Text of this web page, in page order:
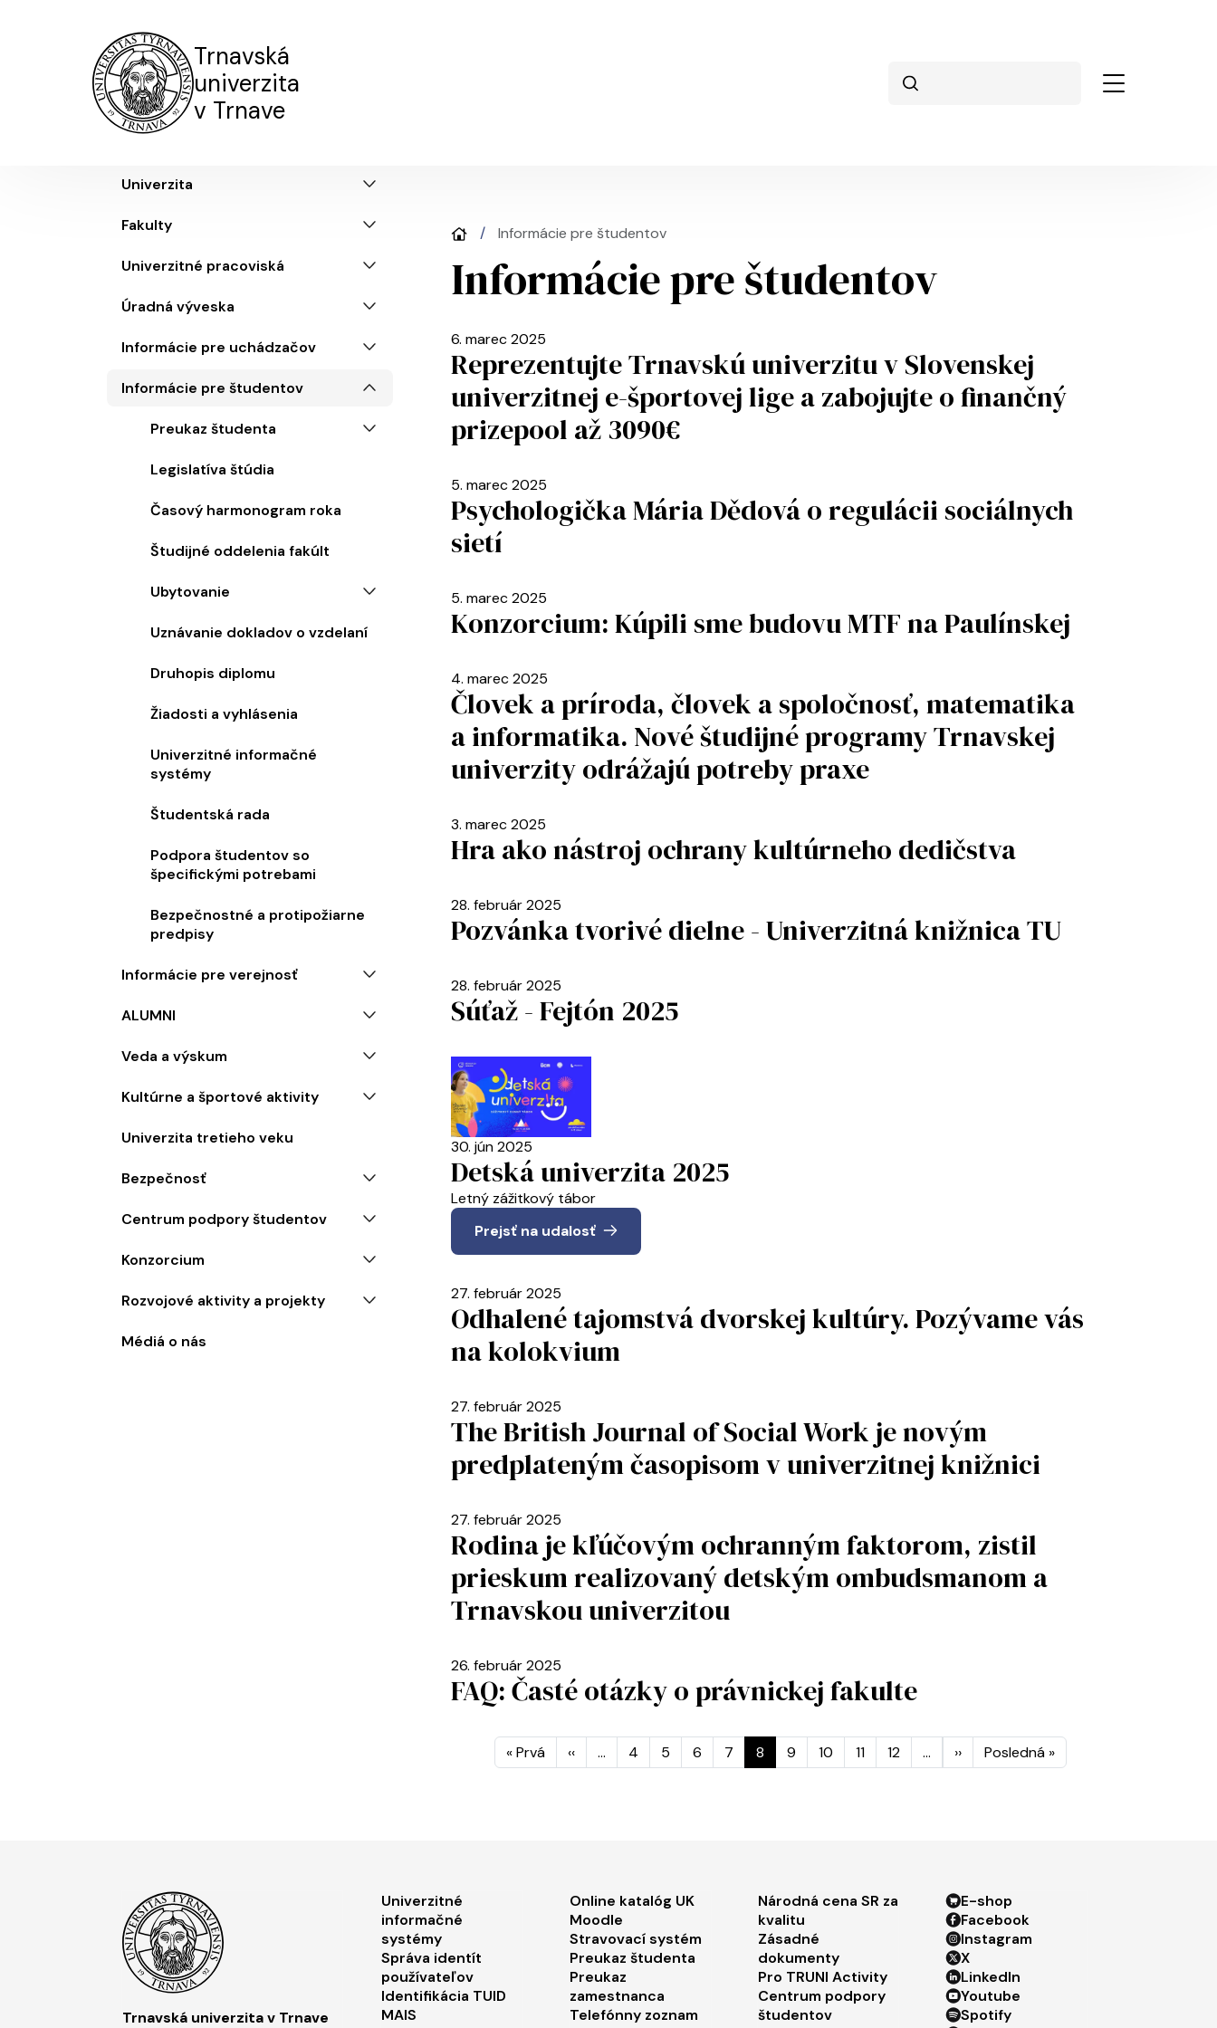
Trnavská
univerzita
v Trnave
Informácie pre študentov
Informácie pre študentov
6. marec 2025
Reprezentujte Trnavskú univerzitu v Slovenskej
univerzitnej e-športovej lige a zabojujte o finančný
prizepool až 3090€
5. marec 2025
Psychologička Mária Dědová o regulácii sociálnych
sietí
5. marec 2025
Konzorcium: Kúpili sme budovu MTF na Paulínskej
4. marec 2025
Človek a príroda, človek a spoločnosť, matematika
a informatika. Nové študijné programy Trnavskej
univerzity odrážajú potreby praxe
3. marec 2025
Hra ako nástroj ochrany kultúrneho dedičstva
28. február 2025
Pozvánka tvorivé dielne - Univerzitná knižnica TU
28. február 2025
Súťaž - Fejtón 2025
30. jún 2025
Detská univerzita 2025
Letný zážitkový tábor
Prejsť na udalosť
27. február 2025
Odhalené tajomstvá dvorskej kultúry. Pozývame vás
na kolokvium
27. február 2025
The British Journal of Social Work je novým
predplateným časopisom v univerzitnej knižnici
27. február 2025
Rodina je kľúčovým ochranným faktorom, zistil
prieskum realizovaný detským ombudsmanom a
Trnavskou univerzitou
26. február 2025
FAQ: Časté otázky o právnickej fakulte
Stránkovanie
« PrváPrvá strana
‹‹Predchádzajúca strana
… 4 5 6 7 8 9 10 11 12 … ››Ďalšia strana
Posledná »Posledná strana
Truni menu SK
Univerzita
Fakulty
Univerzitné pracoviská
Úradná výveska
Informácie pre uchádzačov
Informácie pre študentov
Preukaz študenta
Legislatíva štúdia
Časový harmonogram roka
Študijné oddelenia fakúlt
Ubytovanie
Uznávanie dokladov o vzdelaní
Druhopis diplomu
Žiadosti a vyhlásenia
Univerzitné informačné
systémy
Študentská rada
Podpora študentov so
špecifickými potrebami
Bezpečnostné a protipožiarne
predpisy
Informácie pre verejnosť
ALUMNI
Veda a výskum
Kultúrne a športové aktivity
Univerzita tretieho veku
Bezpečnosť
Centrum podpory študentov
Konzorcium
Rozvojové aktivity a projekty
Médiá o nás
Trnavská univerzita v Trnave
Footer menu 1
Univerzitné
informačné
systémy
Správa identít
používateľov
Identifikácia TUID
MAIS
Footer menu 2
Online katalóg UK
Moodle
Stravovací systém
Preukaz študenta
Preukaz
zamestnanca
Telefónny zoznam
Footer menu 3
Národná cena SR za
kvalitu
Zásadné
dokumenty
Pro TRUNI Activity
Centrum podpory
študentov
Footer menu 4
E-shop
Facebook
Instagram
X
LinkedIn
Youtube
Spotify